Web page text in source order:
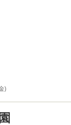
)